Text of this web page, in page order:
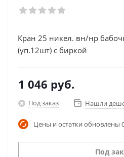
Кран 25 никел. вн/нр
(уп.12шт) с биркой
1 046 руб.
Под заказ Нашли
Цены и остатки обновлены
Под